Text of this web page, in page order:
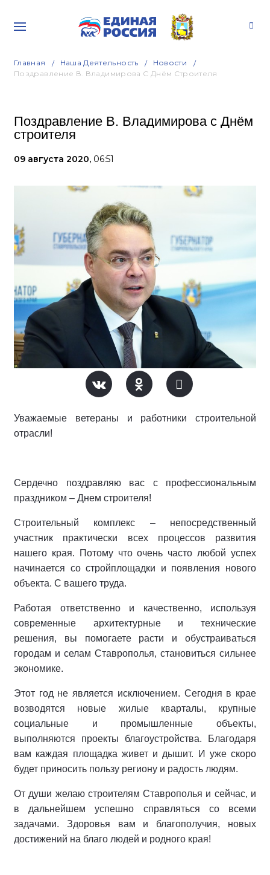
Главная Наша Деятельность
Новости
Поздравление В. Владимирова С Днём Строителя
Поздравление В. Владимирова с Днём
строителя
09 августа 2020, 06:51
Уважаемые ветераны и работники строительной
отрасли!
Сердечно поздравляю вас с профессиональным
праздником – Днем строителя!
Строительный комплекс – непосредственный
участник практически всех процессов развития
нашего края. Потому что очень часто любой успех
начинается со стройплощадки и появления нового
объекта. С вашего труда.
Работая ответственно и качественно, используя
современные архитектурные и технические
решения, вы помогаете расти и обустраиваться
городам и селам Ставрополья, становиться сильнее
экономике.
Этот год не является исключением. Сегодня в крае
возводятся новые жилые кварталы, крупные
социальные и промышленные объекты,
выполняются проекты благоустройства. Благодаря
вам каждая площадка живет и дышит. И уже скоро
будет приносить пользу региону и радость людям.
От души желаю строителям Ставрополья и сейчас, и
в дальнейшем успешно справляться со всеми
задачами. Здоровья вам и благополучия, новых
достижений на благо людей и родного края!